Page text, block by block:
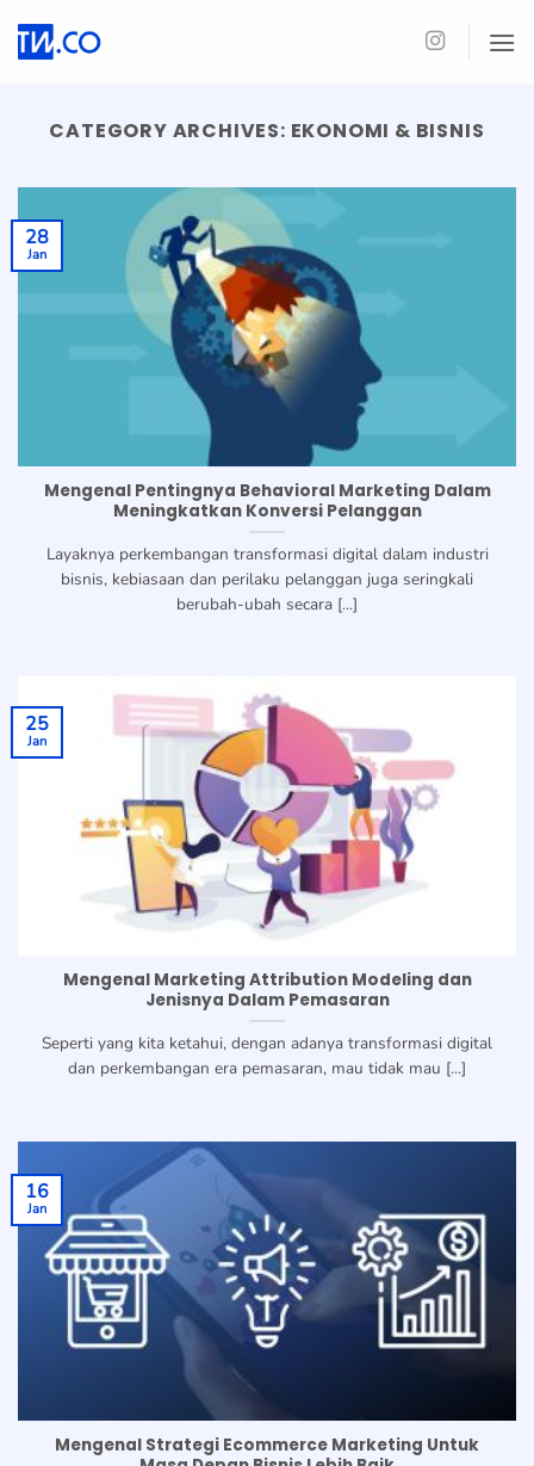
CATEGORY ARCHIVES: EKONOMI & BISNIS
Mengenal Pentingnya Behavioral Marketing Dalam
Meningkatkan Konversi Pelanggan
Layaknya perkembangan transformasi digital dalam industri
bisnis, kebiasaan dan perilaku pelanggan juga seringkali
berubah-ubah secara [...]
28
Jan
Mengenal Marketing Attribution Modeling dan
Jenisnya Dalam Pemasaran
Seperti yang kita ketahui, dengan adanya transformasi digital
dan perkembangan era pemasaran, mau tidak mau [...]
25
Jan
Mengenal Strategi Ecommerce Marketing Untuk
16
Jan